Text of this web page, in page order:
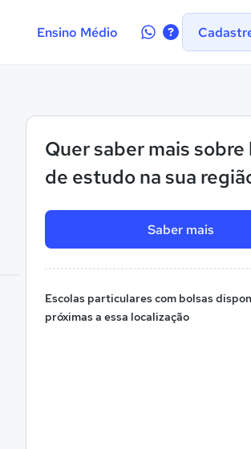
Ensino Médio
Contate-
Quer saber mais sobre
de estudo na sua
Saber mais
Escolas particulares com bolsas
próximas a essa localização